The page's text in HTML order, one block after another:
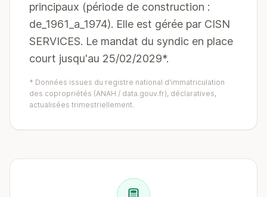
principaux (période de construction :
de_1961_a_1974). Elle est gérée par CISN
SERVICES. Le mandat du syndic en place
court jusqu'au 25/02/2029*.
* Données issues du registre national d'immatriculation
des copropriétés (ANAH / data.gouv.fr), déclaratives,
actualisées trimestriellement.